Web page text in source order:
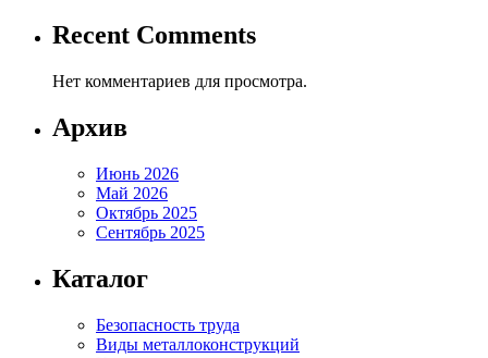
Recent Comments
Нет комментариев для просмотра.
Архив
Июнь 2026
Май 2026
Октябрь 2025
Сентябрь 2025
Каталог
Безопасность труда
Виды металлоконструкций